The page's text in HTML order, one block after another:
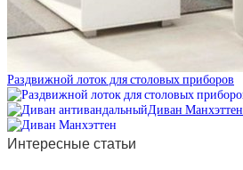
Раздвижной лоток для столовых приборов
Диван Манхэттен
Интересные статьи